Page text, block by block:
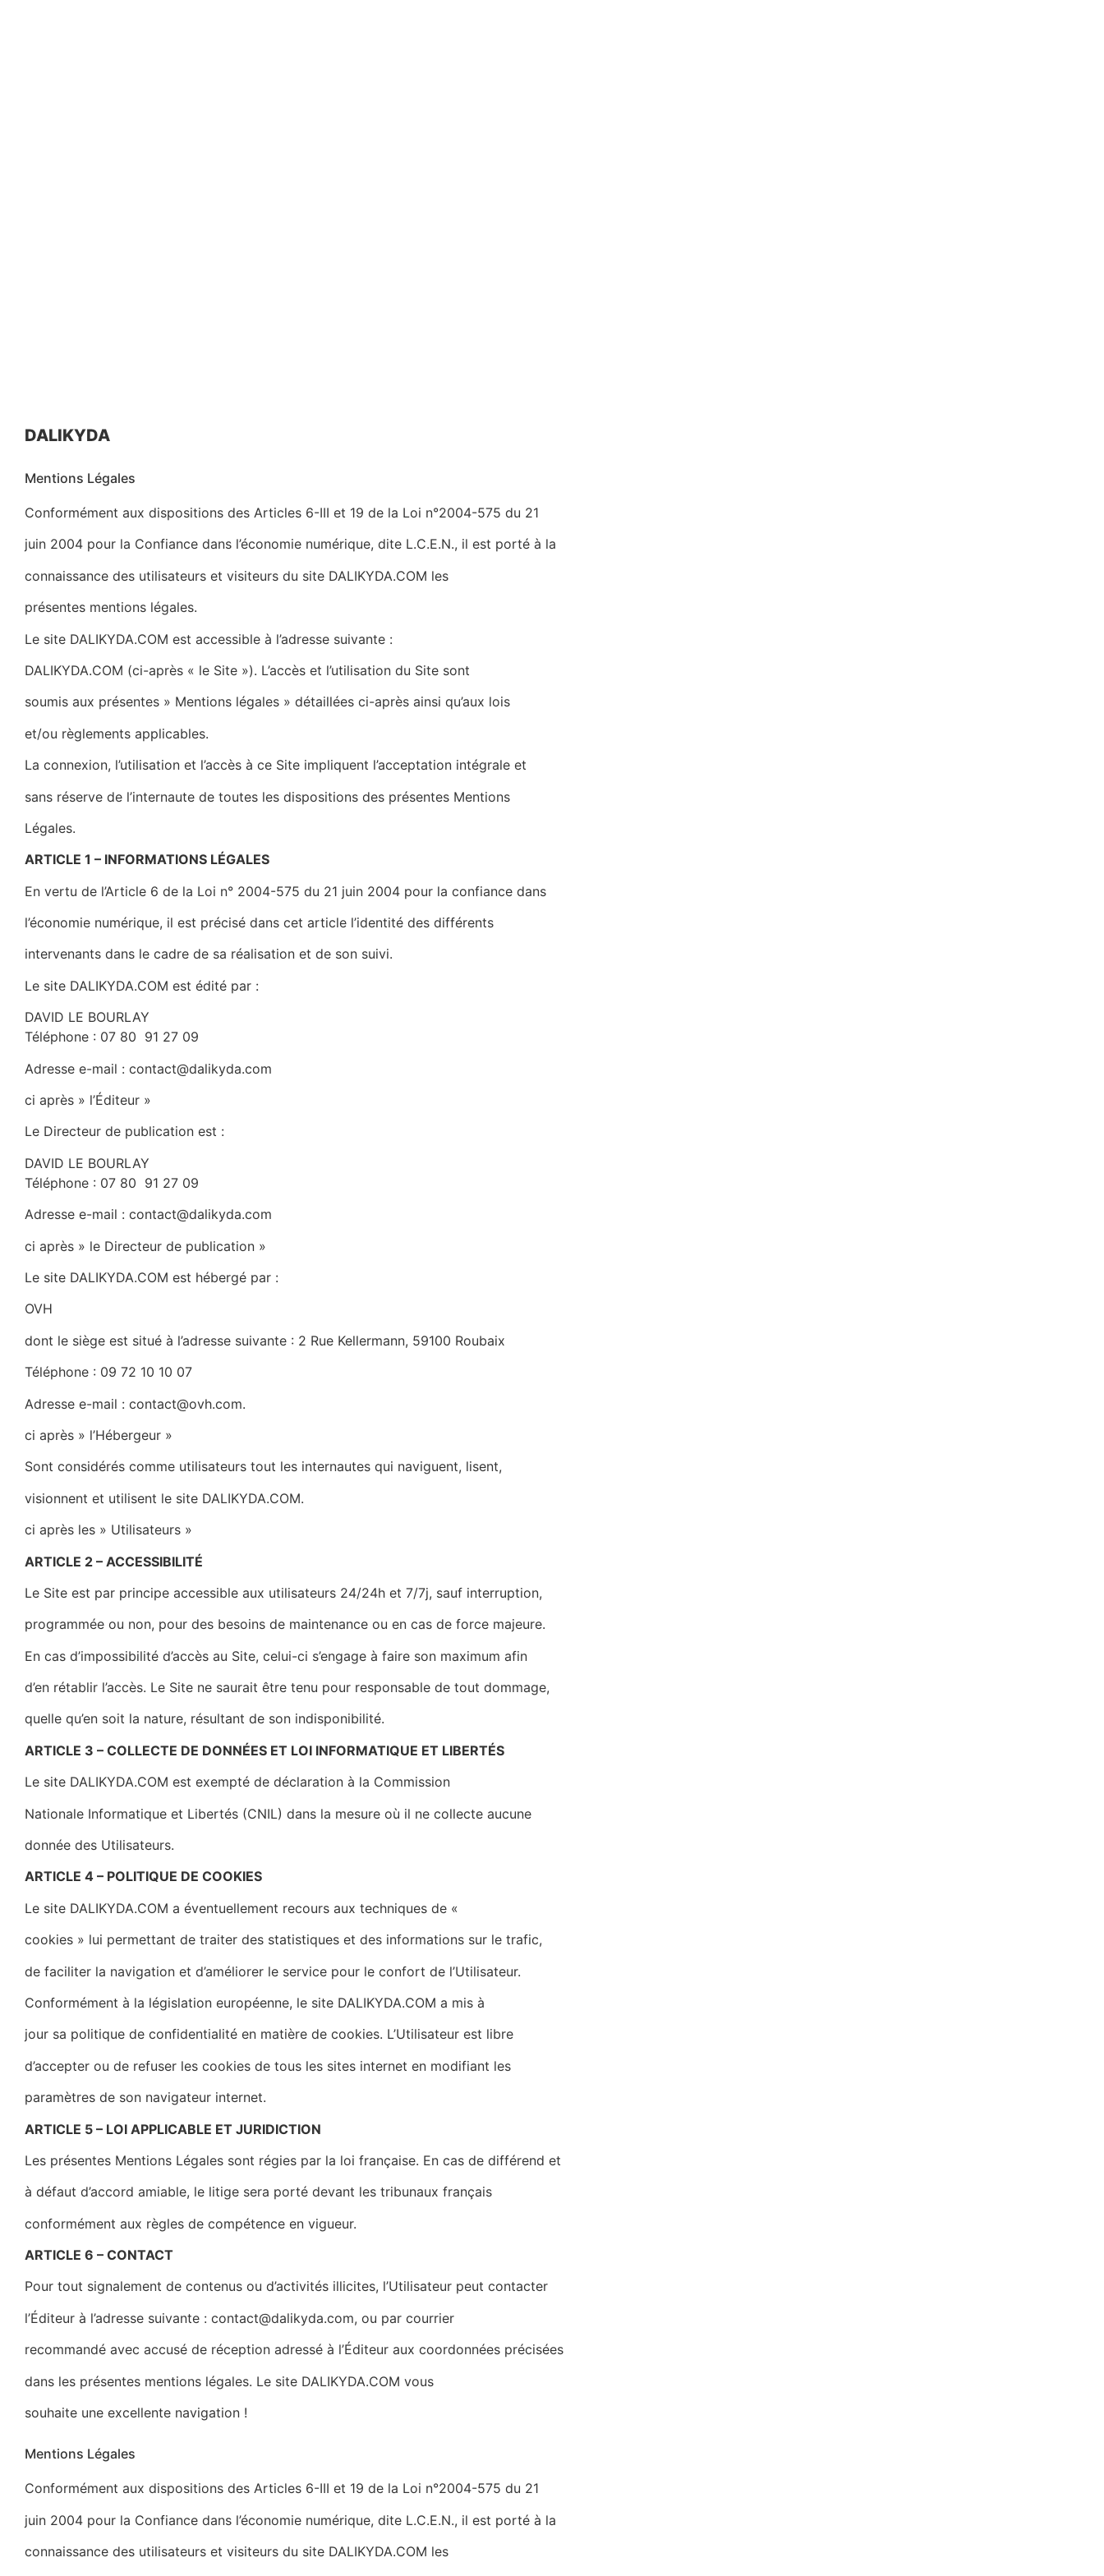
DALIKYDA
Mentions Légales
Conformément aux dispositions des Articles 6-III et 19 de la Loi n°2004-575 du 21
juin 2004 pour la Confiance dans l’économie numérique, dite L.C.E.N., il est porté à la
connaissance des utilisateurs et visiteurs du site DALIKYDA.COM les
présentes mentions légales.
Le site DALIKYDA.COM est accessible à l’adresse suivante :
DALIKYDA.COM (ci-après « le Site »). L’accès et l’utilisation du Site sont
soumis aux présentes » Mentions légales » détaillées ci-après ainsi qu’aux lois
et/ou règlements applicables.
La connexion, l’utilisation et l’accès à ce Site impliquent l’acceptation intégrale et
sans réserve de l’internaute de toutes les dispositions des présentes Mentions
Légales.
ARTICLE 1 – INFORMATIONS LÉGALES
En vertu de l’Article 6 de la Loi n° 2004-575 du 21 juin 2004 pour la confiance dans
l’économie numérique, il est précisé dans cet article l’identité des différents
intervenants dans le cadre de sa réalisation et de son suivi.
Le site DALIKYDA.COM est édité par :
DAVID LE BOURLAY
Téléphone : 07 80 91 27 09
Adresse e-mail : contact@dalikyda.com
ci après » l’Éditeur »
Le Directeur de publication est :
DAVID LE BOURLAY
Téléphone : 07 80 91 27 09
Adresse e-mail : contact@dalikyda.com
ci après » le Directeur de publication »
Le site DALIKYDA.COM est hébergé par :
OVH
dont le siège est situé à l’adresse suivante : 2 Rue Kellermann, 59100 Roubaix
Téléphone : 09 72 10 10 07
Adresse e-mail : contact@ovh.com.
ci après » l’Hébergeur »
Sont considérés comme utilisateurs tout les internautes qui naviguent, lisent,
visionnent et utilisent le site DALIKYDA.COM.
ci après les » Utilisateurs »
ARTICLE 2 – ACCESSIBILITÉ
Le Site est par principe accessible aux utilisateurs 24/24h et 7/7j, sauf interruption,
programmée ou non, pour des besoins de maintenance ou en cas de force majeure.
En cas d’impossibilité d’accès au Site, celui-ci s’engage à faire son maximum afin
d’en rétablir l’accès. Le Site ne saurait être tenu pour responsable de tout dommage,
quelle qu’en soit la nature, résultant de son indisponibilité.
ARTICLE 3 – COLLECTE DE DONNÉES ET LOI INFORMATIQUE ET LIBERTÉS
Le site DALIKYDA.COM est exempté de déclaration à la Commission
Nationale Informatique et Libertés (CNIL) dans la mesure où il ne collecte aucune
donnée des Utilisateurs.
ARTICLE 4 – POLITIQUE DE COOKIES
Le site DALIKYDA.COM a éventuellement recours aux techniques de «
cookies » lui permettant de traiter des statistiques et des informations sur le trafic,
de faciliter la navigation et d’améliorer le service pour le confort de l’Utilisateur.
Conformément à la législation européenne, le site DALIKYDA.COM a mis à
jour sa politique de confidentialité en matière de cookies. L’Utilisateur est libre
d’accepter ou de refuser les cookies de tous les sites internet en modifiant les
paramètres de son navigateur internet.
ARTICLE 5 – LOI APPLICABLE ET JURIDICTION
Les présentes Mentions Légales sont régies par la loi française. En cas de différend et
à défaut d’accord amiable, le litige sera porté devant les tribunaux français
conformément aux règles de compétence en vigueur.
ARTICLE 6 – CONTACT
Pour tout signalement de contenus ou d’activités illicites, l’Utilisateur peut contacter
l’Éditeur à l’adresse suivante : contact@dalikyda.com, ou par courrier
recommandé avec accusé de réception adressé à l’Éditeur aux coordonnées précisées
dans les présentes mentions légales. Le site DALIKYDA.COM vous
souhaite une excellente navigation !
Mentions Légales
Conformément aux dispositions des Articles 6-III et 19 de la Loi n°2004-575 du 21
juin 2004 pour la Confiance dans l’économie numérique, dite L.C.E.N., il est porté à la
connaissance des utilisateurs et visiteurs du site DALIKYDA.COM les